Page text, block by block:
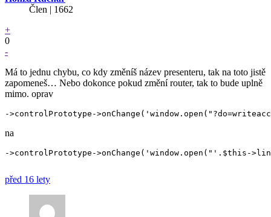
Člen | 1662
+
0
-
Má to jednu chybu, co kdy změníš název presenteru, tak na toto jistě
zapomeneš… Nebo dokonce pokud změní router, tak to bude uplně
mimo. oprav
na
->controlPrototype-
před 16 lety